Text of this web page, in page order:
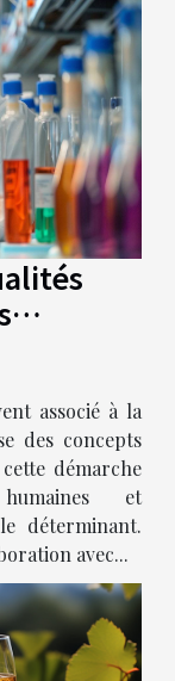
associé à la
des concepts
démarche
et
déterminant.
avec...